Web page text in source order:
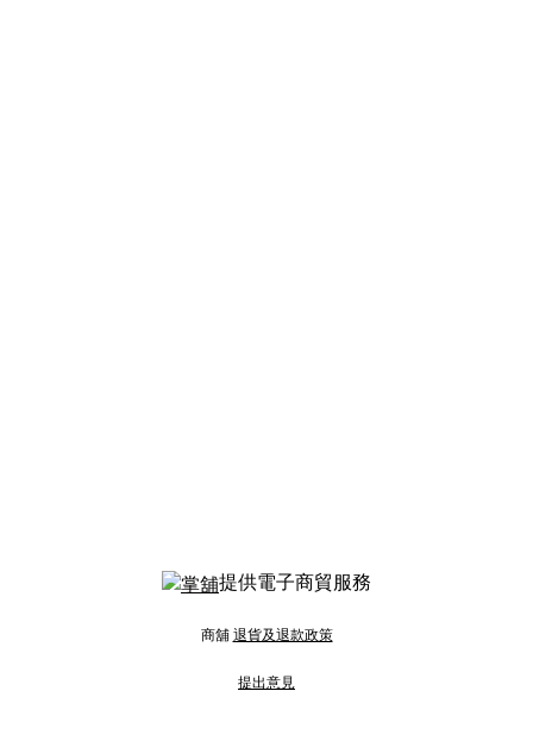
提供電子商貿服務
商舖 退貨及退款政策
提出意見